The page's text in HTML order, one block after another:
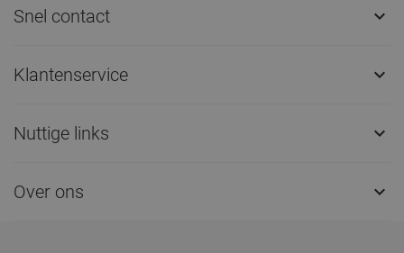
Snel contact 
Klantenservice 
Nuttige links 
Over ons 